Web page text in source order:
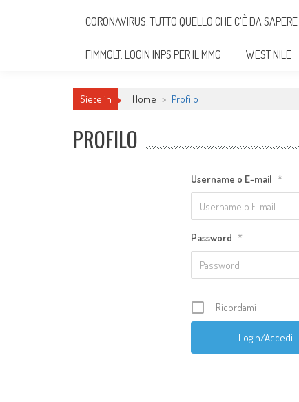
CORONAVIRUS: TUTTO QUELLO CHE C’È DA SAPERE
FIMMGLT: LOGIN INPS PER IL MMG WEST NILE
Siete in Home > Profilo
PROFILO
Username o E-mail *
Password *
Ricordami